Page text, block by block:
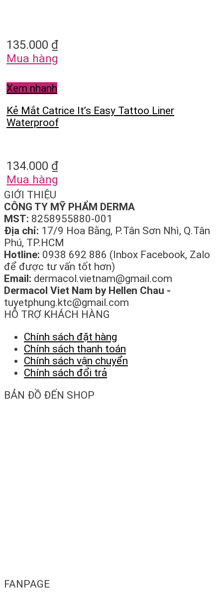
135.000 ₫
Mua hàng
Xem nhanh
Kẻ Mắt Catrice It’s Easy Tattoo Liner
Waterproof
134.000 ₫
Mua hàng
GIỚI THIỆU
CÔNG TY MỸ PHẨM DERMA
MST: 8258955880-001
Địa chỉ: 17/9 Hoa Bằng, P.Tân Sơn Nhì, Q.Tân
Phú, TP.HCM
Hotline: 0938 692 886 (Inbox Facebook, Zalo
để được tư vấn tốt hơn)
Email: dermacol.vietnam@gmail.com
Dermacol Viet Nam by Hellen Chau -
tuyetphung.ktc@gmail.com
HỖ TRỢ KHÁCH HÀNG
Chính sách đặt hàng
Chính sách thanh toán
Chính sách vận chuyển
Chính sách đổi trả
BẢN ĐỒ ĐẾN SHOP
FANPAGE